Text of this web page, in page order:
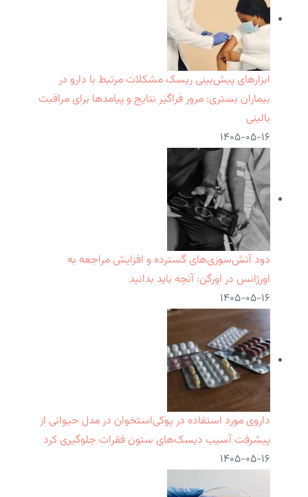
ابزارهای پیش‌بینی ریسک مشکلات مرتبط با دارو در
بیماران بستری: مرور فراگیر نتایج و پیامدها برای مراقبت
بالینی
۱۴۰۵-۰۵-۱۶
دود آتش‌سوزی‌های گسترده و افزایش مراجعه به
اورژانس در اورگن: آنچه باید بدانید
۱۴۰۵-۰۵-۱۶
داروی مورد استفاده در پوکی‌استخوان در مدل حیوانی از
پیشرفت آسیب دیسک‌های ستون فقرات جلوگیری کرد
۱۴۰۵-۰۵-۱۶